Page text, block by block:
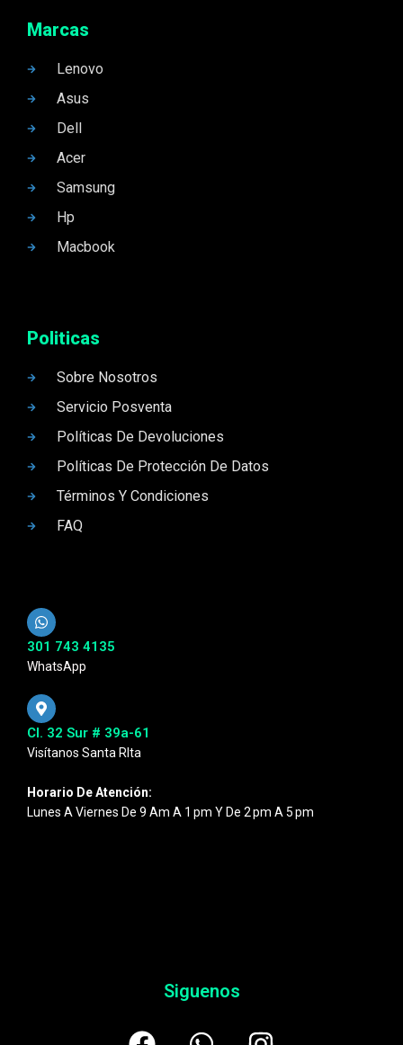
Marcas
Lenovo
Asus
Dell
Acer
Samsung
Hp
Macbook
Politicas
Sobre Nosotros
Servicio Posventa
Políticas De Devoluciones
Políticas De Protección De Datos
Términos Y Condiciones
FAQ
301 743 4135
WhatsApp
Cl. 32 Sur # 39a-61
Visítanos Santa RIta
Horario De Atención:
Lunes A Viernes De 9 Am A 1 Pm Y De 2 Pm A 5 Pm
Siguenos